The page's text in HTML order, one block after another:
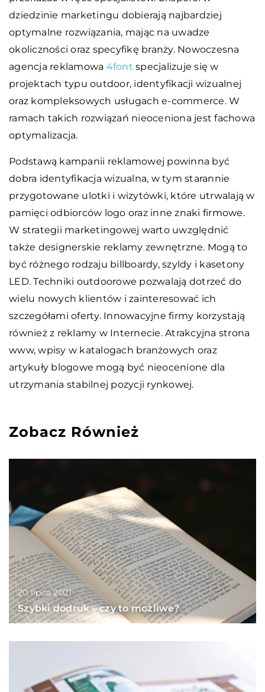
dziedzinie marketingu dobierają najbardziej
optymalne rozwiązania, mając na uwadze
okoliczności oraz specyfikę branży. Nowoczesna
agencja reklamowa 4font specjalizuje się w
projektach typu outdoor, identyfikacji wizualnej
oraz kompleksowych usługach e-commerce. W
ramach takich rozwiązań nieoceniona jest fachowa
optymalizacja.
Podstawą kampanii reklamowej powinna być
dobra identyfikacja wizualna, w tym starannie
przygotowane ulotki i wizytówki, które utrwalają w
pamięci odbiorców logo oraz inne znaki firmowe.
W strategii marketingowej warto uwzględnić
także designerskie reklamy zewnętrzne. Mogą to
być różnego rodzaju billboardy, szyldy i kasetony
LED. Techniki outdoorowe pozwalają dotrzeć do
wielu nowych klientów i zainteresować ich
szczegółami oferty. Innowacyjne firmy korzystają
również z reklamy w Internecie. Atrakcyjna strona
www, wpisy w katalogach branżowych oraz
artykuły blogowe mogą być nieocenione dla
utrzymania stabilnej pozycji rynkowej.
Zobacz Również
20 lipca 2021
Szybki dodruk – czy to możliwe?